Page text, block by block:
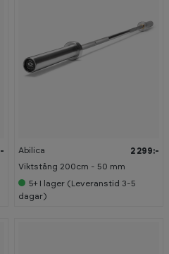
Abilica
Viktstång 200cm - 50 mm
2 299:-
5+ I lager (Leveranstid 3-5
dagar)